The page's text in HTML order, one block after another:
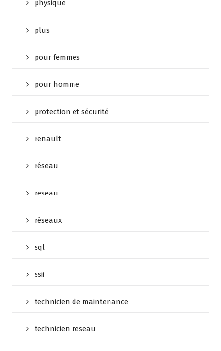
physique
plus
pour femmes
pour homme
protection et sécurité
renault
réseau
reseau
réseaux
sql
ssii
technicien de maintenance
technicien reseau